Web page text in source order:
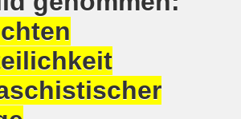
ein kämpferisches Zeichen
Kampf gegen
- gegen die
zur 15.